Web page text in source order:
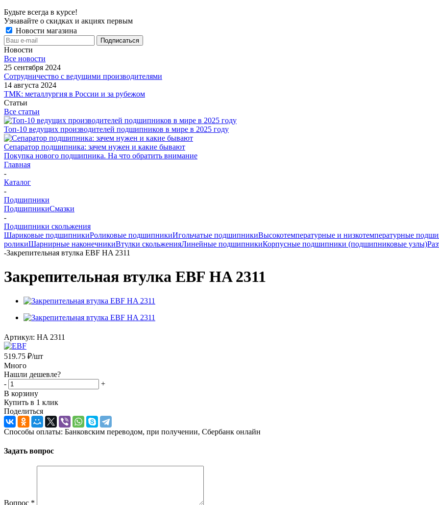
Будьте всегда в курсе!
Узнавайте о скидках и акциях первым
Новости магазина
Новости
Все новости
25 сентября 2024
Сотрудничество с ведущими производителями
14 августа 2024
ТМК: металлургия в России и за рубежом
Статьи
Все статьи
Топ-10 ведущих производителей подшипников в мире в 2025 году
Сепаратор подшипника: зачем нужен и какие бывают
Покупка нового подшипника. На что обратить внимание
Главная
-
Каталог
-
Подшипники
ПодшипникиСмазки
-
Подшипники скольжения
Шариковые подшипникиРоликовые подшипникиИгольчатые подшипникиВысокотемпературные и низкотемпературные
роликиШарнирные наконечникиВтулки скольженияЛинейные подшипникиКорпусные подшипники (подшипниковые узлы)
-Закрепительная втулка EBF HA 2311
Закрепительная втулка EBF HA 2311
Артикул: HA 2311
519.75 ₽/шт
Много
Нашли дешевле?
-
+
В корзину
Купить в 1 клик
Поделиться
Способы оплаты: Банковским переводом, при получении, Сбербанк онлайн
Задать вопрос
Вопрос *